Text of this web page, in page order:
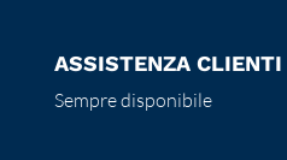
ASSISTENZA CLIENTI
Sempre disponibile